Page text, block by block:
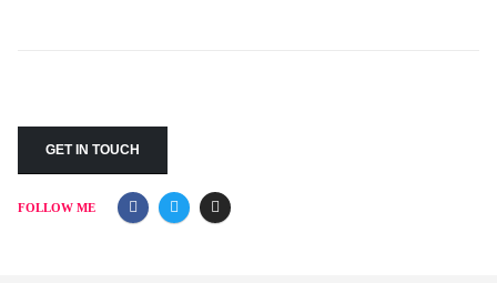
GET IN TOUCH
FOLLOW ME